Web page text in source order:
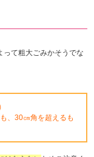
って粗大ごみかそうでな
、30㎝角を超えるも